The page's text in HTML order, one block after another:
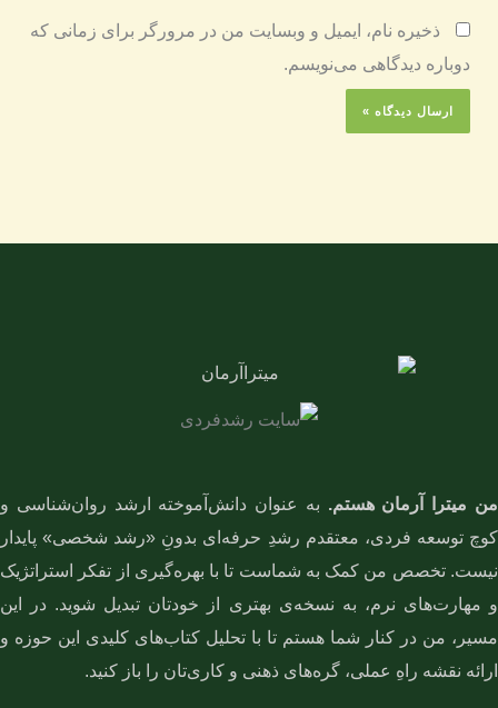
ذخیره نام، ایمیل و وبسایت من در مرورگر برای زمانی که
دوباره دیدگاهی می‌نویسم.
من میترا آرمان هستم. به عنوان دانش‌آموخته ارشد روان‌شناسی و
کوچ توسعه فردی، معتقدم رشدِ حرفه‌ای بدونِ «رشد شخصی» پایدار
نیست. تخصص من کمک به شماست تا با بهره‌گیری از تفکر استراتژیک
و مهارت‌های نرم، به نسخه‌ی بهتری از خودتان تبدیل شوید. در این
مسیر، من در کنار شما هستم تا با تحلیل کتاب‌های کلیدی این حوزه و
ارائه نقشه راهِ عملی، گره‌های ذهنی و کاری‌تان را باز کنید.